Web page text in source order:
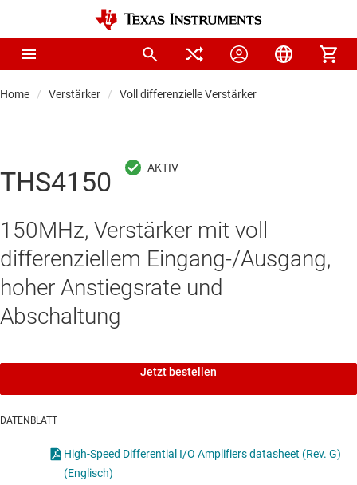
Home Verstärker Voll differenzielle Verstärker
THS4150
150MHz, Verstärker mit voll
differenziellem Eingang-/Ausgang,
hoher Anstiegsrate und
Abschaltung
Jetzt bestellen
DATENBLATT
High-Speed Differential I/O Amplifiers datasheet (Rev. G)
(Englisch)